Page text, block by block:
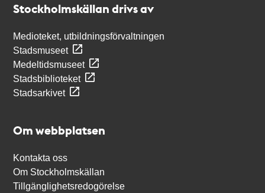
Stockholmskällan drivs av
Medioteket, utbildningsförvaltningen
Stadsmuseet
Medeltidsmuseet
Stadsbiblioteket
Stadsarkivet
Om webbplatsen
Kontakta oss
Om Stockholmskällan
Tillgänglighetsredogörelse